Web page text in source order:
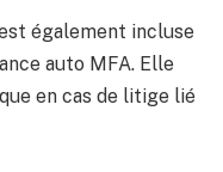
également incluse
auto MFA. Elle
en cas de litige lié